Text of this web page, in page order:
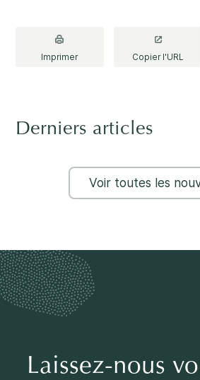
Imprimer Copier l'URL
Derniers articles
Voir toutes les
Laissez-nous